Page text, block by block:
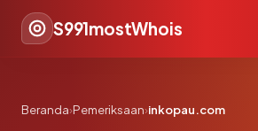
S991mostWhois
Beranda›Pemeriksaan›inkopau.com